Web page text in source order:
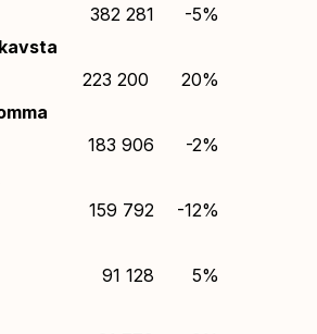
382 281 -5%
223 200 20%
183 906 -2%
159 792 -12%
91 128 5%